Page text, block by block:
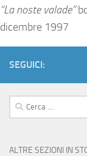
“La noste valade”
dicembre 1997
SEGUICI:
Ricerca
per:
ALTRE SEZIONI IN